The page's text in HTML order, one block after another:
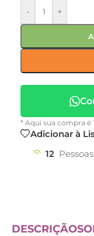
- +
* Aqui sua compra é
Adicionar à
12
DESCRIÇÃO